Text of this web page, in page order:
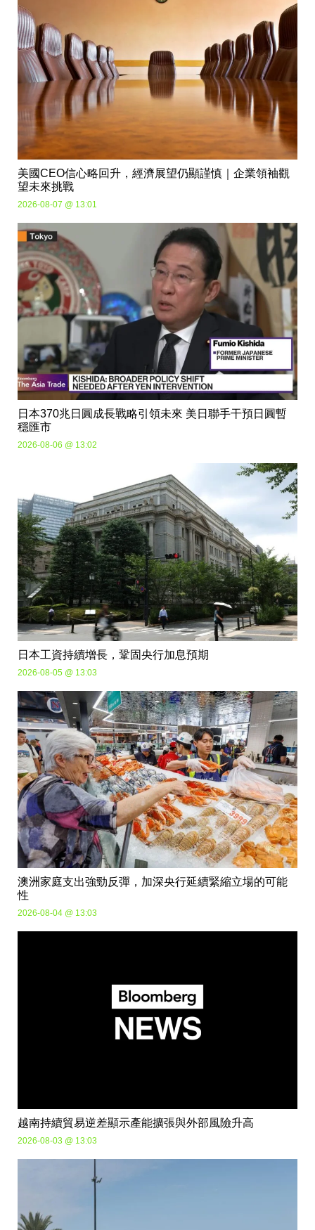
美國CEO信心略回升，經濟展望仍顯謹慎｜企業領袖觀
望未來挑戰
2026-08-07 @ 13:01
日本370兆日圓成長戰略引領未來 美日聯手干預日圓暫
穩匯市
2026-08-06 @ 13:02
日本工資持續增長，鞏固央行加息預期
2026-08-05 @ 13:03
澳洲家庭支出強勁反彈，加深央行延續緊縮立場的可能
性
2026-08-04 @ 13:03
越南持續貿易逆差顯示產能擴張與外部風險升高
2026-08-03 @ 13:03